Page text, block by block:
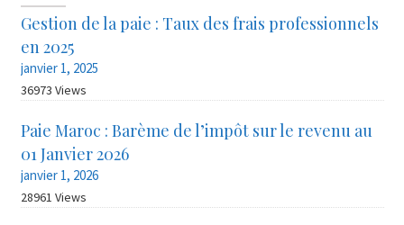
Gestion de la paie : Taux des frais professionnels
en 2025
janvier 1, 2025
36973 Views
Paie Maroc : Barème de l’impôt sur le revenu au
01 Janvier 2026
janvier 1, 2026
28961 Views